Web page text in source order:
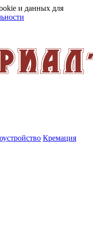
и данных для
Кремация